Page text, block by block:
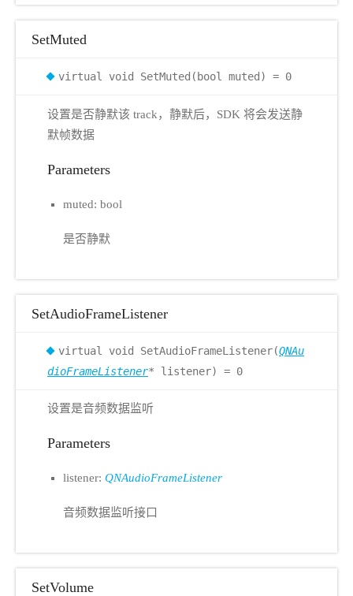
SetMuted
virtual void SetMuted(bool muted) = 0
设置是否静默该 track，静默后，SDK 将会发送静
默帧数据
Parameters
muted: bool
是否静默
SetAudioFrameListener
virtual void SetAudioFrameListener(QNAu
dioFrameListener* listener) = 0
设置是音频数据监听
Parameters
listener: QNAudioFrameListener
音频数据监听接口
SetVolume